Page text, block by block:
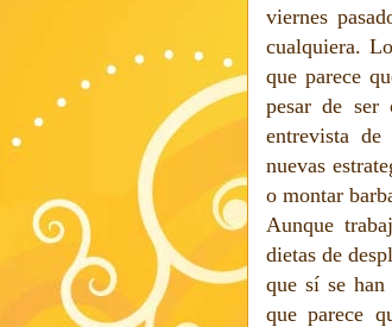
viernes
cualquiera.
que parece
pesar de ser
entrevista de
nuevas
o montar
Aunque
dietas de
que sí se
que parece